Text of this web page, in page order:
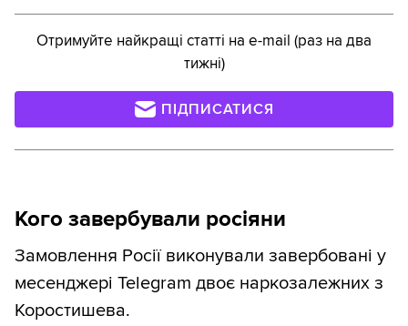
Отримуйте найкращі статті на e-mail (раз на два
тижні)
ПІДПИСАТИСЯ
Кого завербували росіяни
Замовлення Росії виконували завербовані у
месенджері Telegram двоє наркозалежних з
Коростишева.